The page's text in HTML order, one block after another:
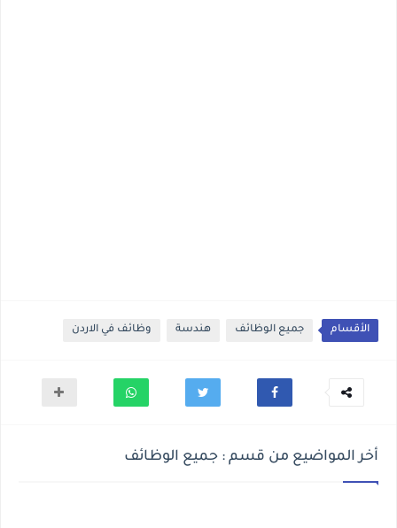
الأقسام جميع الوظائف هندسة وظائف في الاردن
أخر المواضيع من قسم : جميع الوظائف